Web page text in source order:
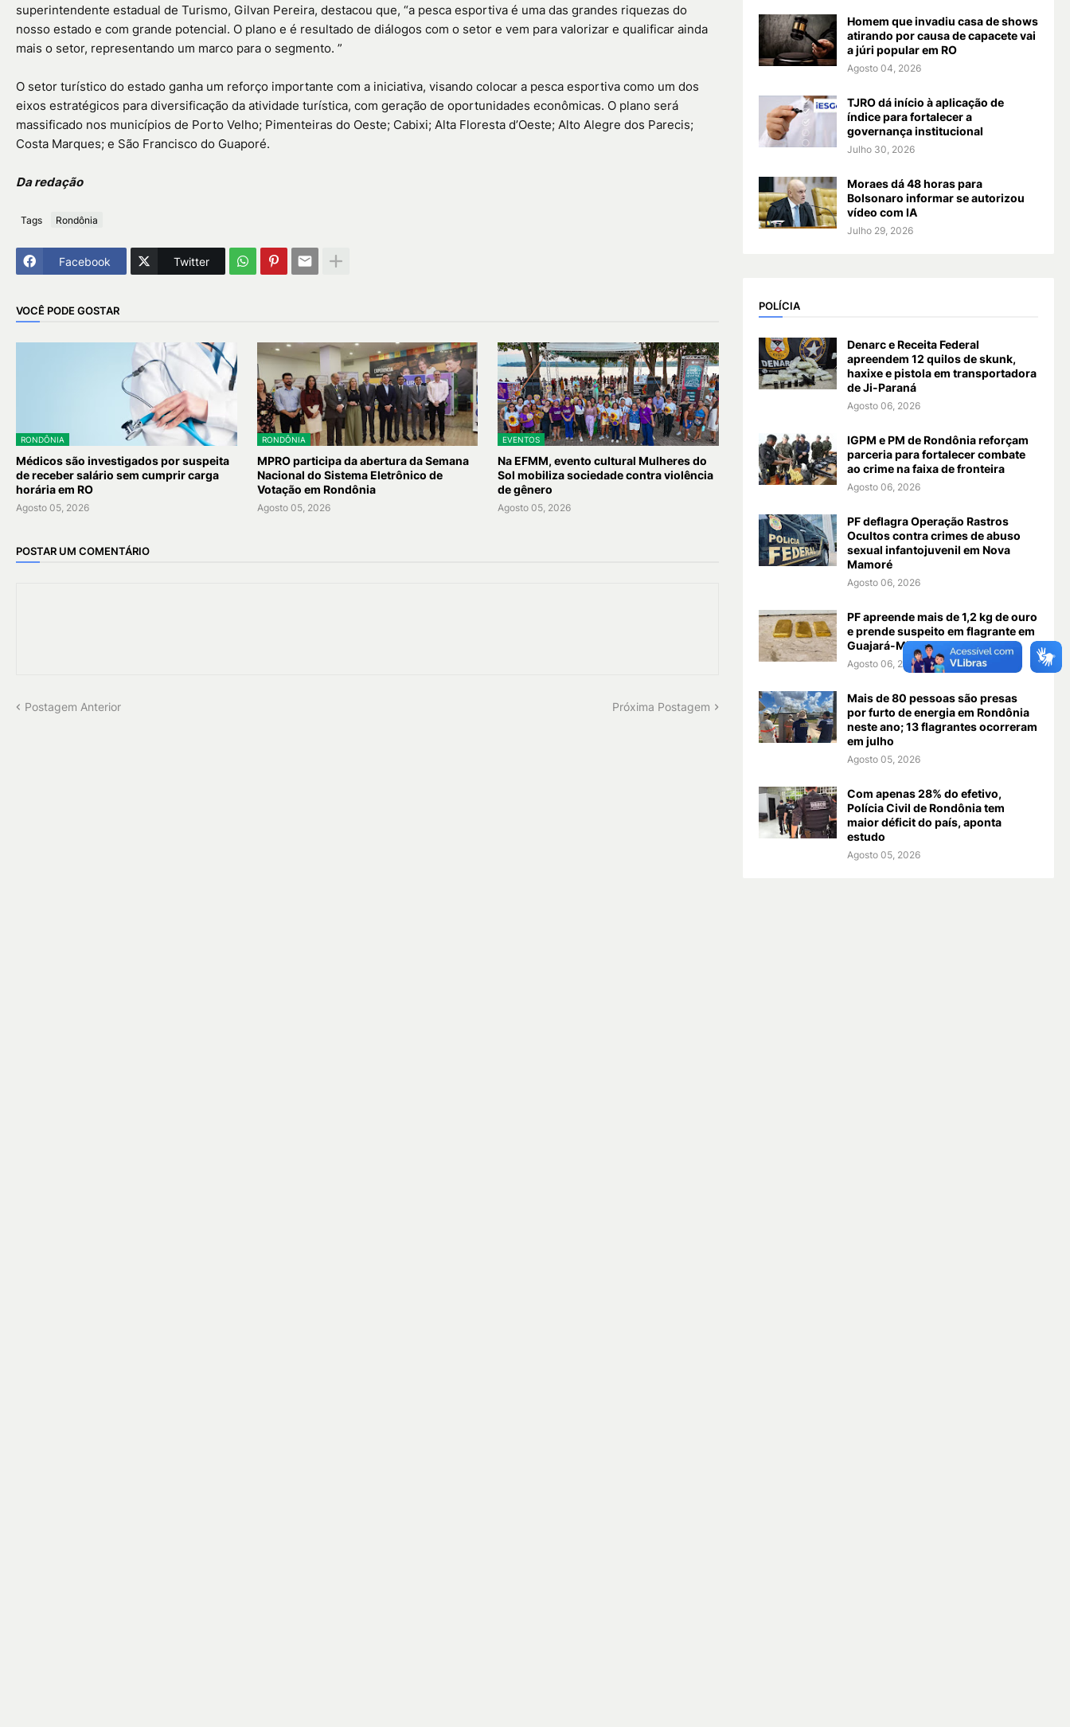
superintendente estadual de Turismo, Gilvan Pereira, destacou que, “a pesca esportiva é uma das grandes riquezas do
nosso estado e com grande potencial. O plano e é resultado de diálogos com o setor e vem para valorizar e qualificar ainda
mais o setor, representando um marco para o segmento. ”
O setor turístico do estado ganha um reforço importante com a iniciativa, visando colocar a pesca esportiva como um dos
eixos estratégicos para diversificação da atividade turística, com geração de oportunidades econômicas. O plano será
massificado nos municípios de Porto Velho; Pimenteiras do Oeste; Cabixi; Alta Floresta d’Oeste; Alto Alegre dos Parecis;
Costa Marques; e São Francisco do Guaporé.
Da redação
Tags Rondônia
Facebook Twitter
VOCÊ PODE GOSTAR
RONDÔNIA
Médicos são investigados por suspeita
de receber salário sem cumprir carga
horária em RO
Agosto 05, 2026
RONDÔNIA
MPRO participa da abertura da Semana
Nacional do Sistema Eletrônico de
Votação em Rondônia
Agosto 05, 2026
EVENTOS
Na EFMM, evento cultural Mulheres do
Sol mobiliza sociedade contra violência
de gênero
Agosto 05, 2026
POSTAR UM COMENTÁRIO
Postagem Anterior Próxima Postagem
Homem que invadiu casa de shows
atirando por causa de capacete vai
a júri popular em RO
Agosto 04, 2026
TJRO dá início à aplicação de
índice para fortalecer a
governança institucional
Julho 30, 2026
Moraes dá 48 horas para
Bolsonaro informar se autorizou
vídeo com IA
Julho 29, 2026
POLÍCIA
Denarc e Receita Federal
apreendem 12 quilos de skunk,
haxixe e pistola em transportadora
de Ji-Paraná
Agosto 06, 2026
IGPM e PM de Rondônia reforçam
parceria para fortalecer combate
ao crime na faixa de fronteira
Agosto 06, 2026
PF deflagra Operação Rastros
Ocultos contra crimes de abuso
sexual infantojuvenil em Nova
Mamoré
Agosto 06, 2026
PF apreende mais de 1,2 kg de ouro
e prende suspeito em flagrante em
Guajará-Mirim
Agosto 06, 2026
Mais de 80 pessoas são presas
por furto de energia em Rondônia
neste ano; 13 flagrantes ocorreram
em julho
Agosto 05, 2026
Com apenas 28% do efetivo,
Polícia Civil de Rondônia tem
maior déficit do país, aponta
estudo
Agosto 05, 2026